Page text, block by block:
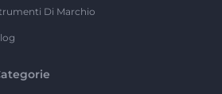
Di Marchio